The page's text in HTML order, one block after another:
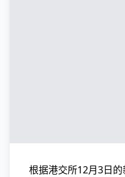
根据港交所12月3日